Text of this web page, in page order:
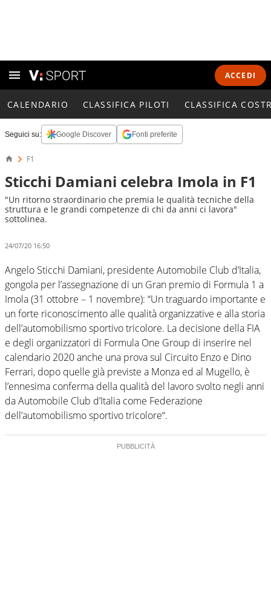
ACCEDI
CALENDARIO CLASSIFICA PILOTI CLASSIFICA
Seguici su: Google Discover Fonti preferite
F1
Sticchi Damiani celebra Imola in F1
"Un ritorno straordinario che premia le qualità tecniche della
struttura e le grandi competenze di chi da anni ci lavora"
sottolinea.
24/07/20 16:50
Angelo Sticchi Damiani, presidente Automobile Club d’Italia,
gongola per l’assegnazione di un Gran premio di Formula 1 a
Imola (31 ottobre – 1 novembre): “Un traguardo importante e
un forte riconoscimento alle qualità organizzative e alla storia
dell’automobilismo sportivo tricolore. La decisione della FIA
e degli organizzatori di Formula One Group di inserire nel
calendario 2020 anche una prova sul Circuito Enzo e Dino
Ferrari, dopo quelle già previste a Monza ed al Mugello, è
l’ennesima conferma della qualità del lavoro svolto negli anni
da Automobile Club d’Italia come Federazione
dell’automobilismo sportivo tricolore“.